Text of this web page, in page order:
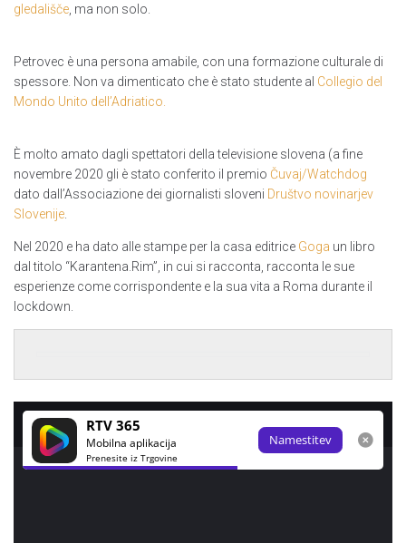
gledališče , ma non solo.
Petrovec è una persona amabile, con una formazione culturale di
spessore. Non va dimenticato che è stato studente al Collegio del
Mondo Unito dell’Adriatico
È molto amato dagli spettatori della televisione slovena (a fine
novembre 2020 gli è stato conferito il premio Čuvaj/Watchdog
dato dall’Associazione dei giornalisti sloveni Društvo novinarjev
Slovenije
Nel 2020 e ha dato alle stampe per la casa editrice Goga un libro
dal titolo “Karantena.Rim”, in cui si racconta, racconta le sue
esperienze come corrispondente e la sua vita a Roma durante il
lockdown.